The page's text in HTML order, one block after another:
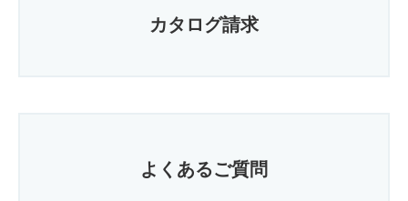
カタログ請求
よくあるご質問